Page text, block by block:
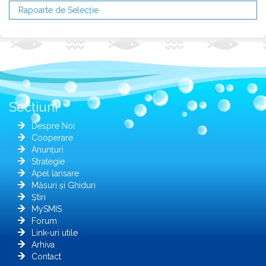
Rapoarte de Selecție
Secțiuni
Despre Noi
Cooperare
Anunțuri
Strategie
Apel lansare
Măsuri și Ghiduri
Știri
MySMIS
Forum
Link-uri utile
Arhiva
Contact